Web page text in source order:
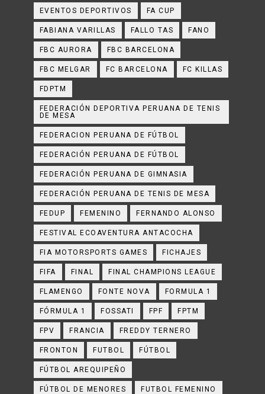
EVENTOS DEPORTIVOS FA CUP
FABIANA VARILLAS FALLO TAS FANO
FBC AURORA FBC BARCELONA
FBC MELGAR FC BARCELONA FC KILLAS
FDPTM
FEDERACIÓN DEPORTIVA PERUANA DE TENIS
DE MESA
FEDERACION PERUANA DE FÚTBOL
FEDERACIÓN PERUANA DE FÚTBOL
FEDERACIÓN PERUANA DE GIMNASIA
FEDERACIÓN PERUANA DE TENIS DE MESA
FEDUP FEMENINO FERNANDO ALONSO
FESTIVAL ECOAVENTURA ANTACOCHA
FIA MOTORSPORTS GAMES FICHAJES
FIFA FINAL FINAL CHAMPIONS LEAGUE
FLAMENGO FONTE NOVA FORMULA 1
FÓRMULA 1 FOSSATI FPF FPTM
FPV FRANCIA FREDDY TERNERO
FRONTON FUTBOL FÚTBOL
FÚTBOL AREQUIPEÑO
FÚTBOL DE MENORES FUTBOL FEMENINO